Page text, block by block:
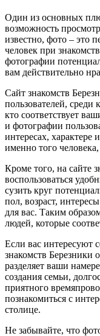
Один из основных
возможность
известно, фото – это
человек при
фотографии
вам действительно
Сайт знакомств
пользователей, среди
кто соответствует
и фотографии
интересах,
именно того
Кроме того, на сайте
воспользоваться
сузить круг
пол, возраст,
для вас. Таким
людей, которые
Если вас интересуют
знакомств Березники
разделяет ваши
создания семьи,
приятного
познакомиться с
столице.
Не забывайте, что